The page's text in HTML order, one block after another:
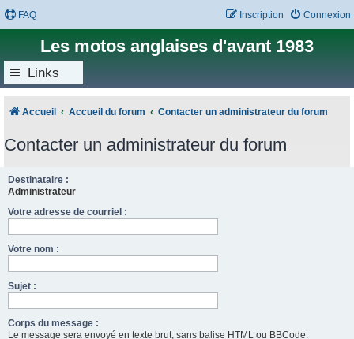
FAQ Connexion
Inscription
Les motos anglaises d'avant 1983
Links
Accueil Accueil du forum Contacter un administrateur du forum
Contacter un administrateur du forum
Destinataire :
Administrateur
Votre adresse de courriel :
Votre nom :
Sujet :
Corps du message :
Le message sera envoyé en texte brut, sans balise HTML ou BBCode.